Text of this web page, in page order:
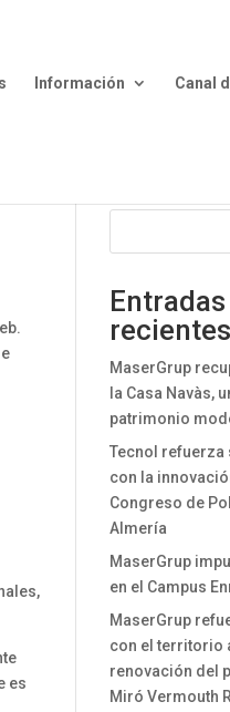
Información Canal
es
Entradas
recientes
MaserGrup
la Casa Navàs,
patrimonio
Tecnol
con la
Congreso de
Almería
MaserGrup
en el Campus
MaserGrup
con el territorio
renovación del
Miró Vermouth